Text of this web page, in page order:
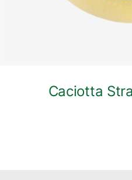
Caciotta